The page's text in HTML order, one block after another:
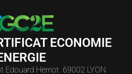
ECONOMIE
Edouard Herriot 69002 LYON